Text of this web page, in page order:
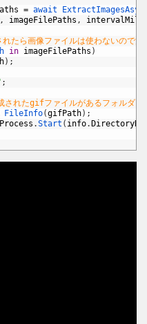
= await
, imageFilePaths ,
ら画像ファイルは使わないので消
in imageFilePaths )
) ;
;
れたgifファイルがあるフォルダを
FileInfo(gifPath) ;
Process .Start ( info.